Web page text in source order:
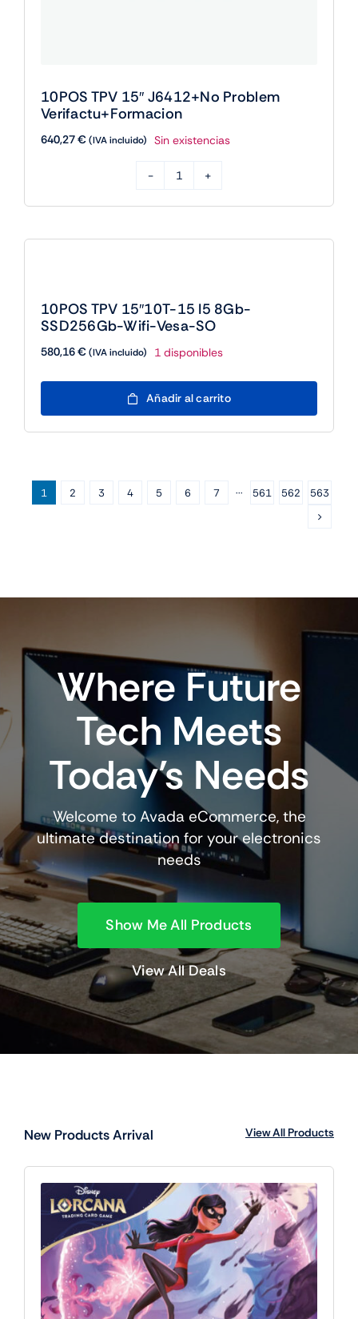
10POS TPV 15″ J6412+No Problem
Verifactu+Formacion
640,27€(IVA incluido) Sin existencias
TPV
cantidad
10POS TPV 15″10T-15 I5 8Gb-
SSD256Gb-Wifi-Vesa-SO
580,16€(IVA incluido) 1 disponibles
10POS
TPV
8Gb-
cantidad
Añadir al carrito
1 2 3 4 5 6 7 ··· 561 562 563
Where Future
Tech Meets
Today’s Needs
Welcome to Avada eCommerce, the
ultimate destination for your electronics
needs
Show Me All Products
View All Deals
New Products Arrival View All Products